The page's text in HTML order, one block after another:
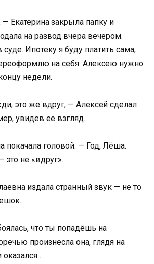
— Екатерина закрыла папку и
на развод вчера вечером.
Ипотеку я буду платить сама,
на себя. Алексею нужно
недели.
это же вдруг, — Алексей сделал
увидев её взгляд.
покачала головой. — Год, Лёша.
не «вдруг».
издала странный звук — не то
что ты попадёшь на
произнесла она, глядя на